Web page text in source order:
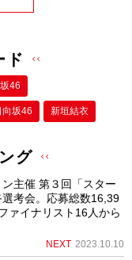
ド
46
向坂46 新垣結衣
グ
主催 第３回「スター
考会。応募総数16,39
ァイナリスト16人から
NEXT 2023.10.10